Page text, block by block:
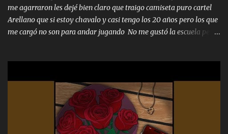
me agarraron les dejé bien claro que traigo camiseta puro cartel
Arellano que si estoy chavalo y casi tengo los 20 años pero los que
me cargó no son para andar jugando No me gustó la escuela pero
Yo Soy El De Las Pacas Sobrino Del Brazo Armad0 Con mi Glock
fajado y mi R terciado me van a ver allá por TJ para un licenciado
mando un abrazo andamos al cien Choritas también Música
Ando en la colonia bien acelerado traigo un M2 que nunca me ha
fallado para mi compadre mandó un fuerte abrazo también al